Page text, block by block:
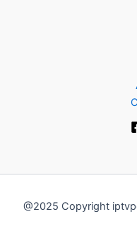
@2025 Copyright